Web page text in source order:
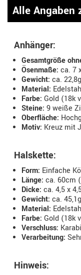
Alle Angaben
Anhänger:
Gesamtgröße
Ösenmaße: ca. 7
Gewicht: ca. 22,8g
Material:
Farbe: Gold (18k
Steine: 9 weiße
Oberfläche:
Motiv: Kreuz mit
Halskette:
Form: Einfache
Länge: ca. 60cm
Dicke: ca. 4,5 x
Gewicht: ca. 45,1g
Material:
Farbe: Gold (18k
Verschluss:
Verarbeitung:
Hinweis: